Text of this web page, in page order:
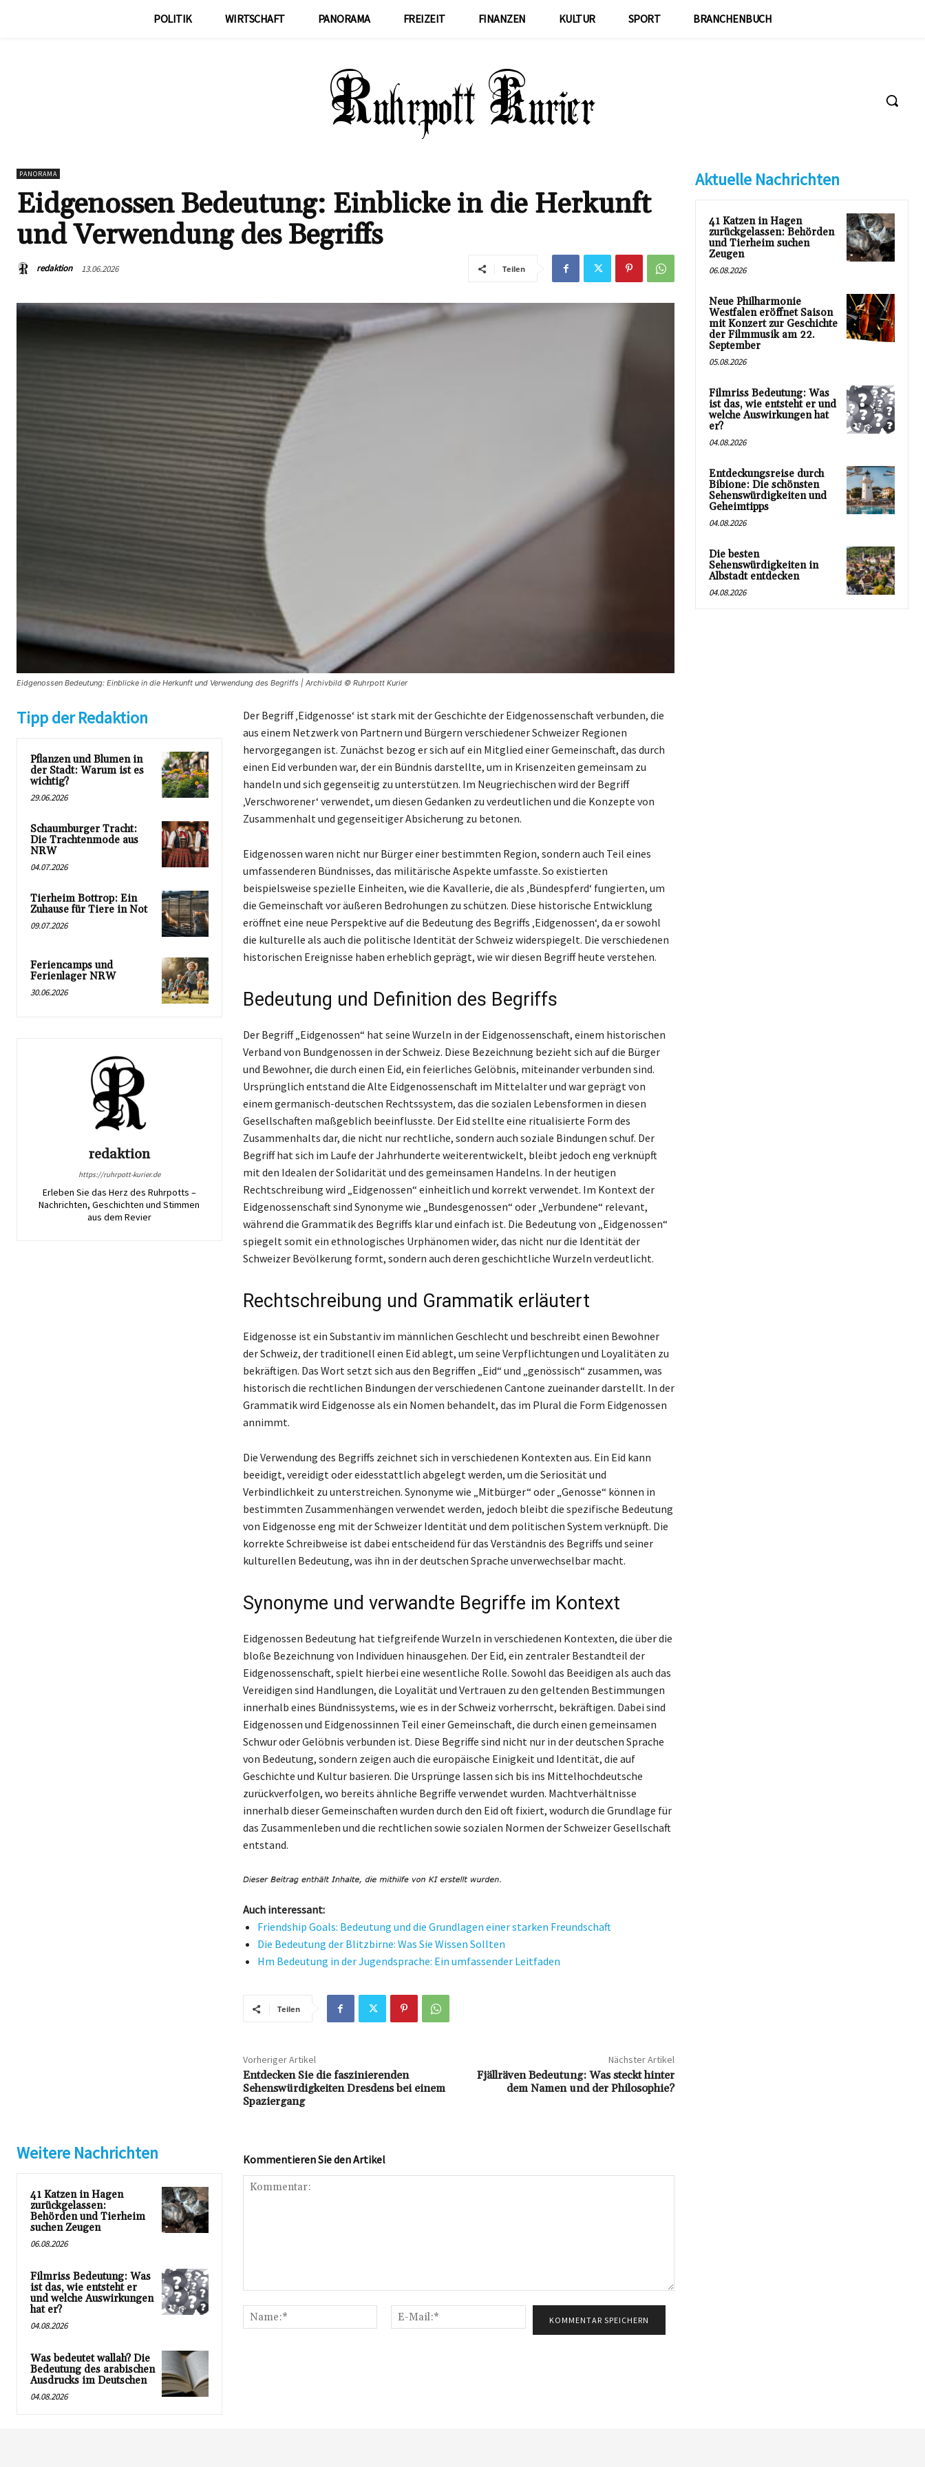
POLITIK WIRTSCHAFT PANORAMA FREIZEIT FINANZEN KULTUR SPORT BRANCHENBUCH
PANORAMA
Eidgenossen Bedeutung: Einblicke in die Herkunft
und Verwendung des Begriffs
redaktion 13.06.2026 Teilen
Eidgenossen Bedeutung: Einblicke in die Herkunft und Verwendung des Begriffs | Archivbild © Ruhrpott Kurier
Tipp der Redaktion
Pflanzen und Blumen in
der Stadt: Warum ist es
wichtig?
29.06.2026
Schaumburger Tracht:
Die Trachtenmode aus
NRW
04.07.2026
Tierheim Bottrop: Ein
Zuhause für Tiere in Not
09.07.2026
Feriencamps und
Ferienlager NRW
30.06.2026
redaktion
https://ruhrpott-kurier.de
Erleben Sie das Herz des Ruhrpotts –
Nachrichten, Geschichten und Stimmen
aus dem Revier
Der Begriff ‚Eidgenosse‘ ist stark mit der Geschichte der Eidgenossenschaft verbunden, die
aus einem Netzwerk von Partnern und Bürgern verschiedener Schweizer Regionen
hervorgegangen ist. Zunächst bezog er sich auf ein Mitglied einer Gemeinschaft, das durch
einen Eid verbunden war, der ein Bündnis darstellte, um in Krisenzeiten gemeinsam zu
handeln und sich gegenseitig zu unterstützen. Im Neugriechischen wird der Begriff
‚Verschworener‘ verwendet, um diesen Gedanken zu verdeutlichen und die Konzepte von
Zusammenhalt und gegenseitiger Absicherung zu betonen.
Eidgenossen waren nicht nur Bürger einer bestimmten Region, sondern auch Teil eines
umfassenderen Bündnisses, das militärische Aspekte umfasste. So existierten
beispielsweise spezielle Einheiten, wie die Kavallerie, die als ‚Bündespferd‘ fungierten, um
die Gemeinschaft vor äußeren Bedrohungen zu schützen. Diese historische Entwicklung
eröffnet eine neue Perspektive auf die Bedeutung des Begriffs ‚Eidgenossen‘, da er sowohl
die kulturelle als auch die politische Identität der Schweiz widerspiegelt. Die verschiedenen
historischen Ereignisse haben erheblich geprägt, wie wir diesen Begriff heute verstehen.
Bedeutung und Definition des Begriffs
Der Begriff „Eidgenossen“ hat seine Wurzeln in der Eidgenossenschaft, einem historischen
Verband von Bundgenossen in der Schweiz. Diese Bezeichnung bezieht sich auf die Bürger
und Bewohner, die durch einen Eid, ein feierliches Gelöbnis, miteinander verbunden sind.
Ursprünglich entstand die Alte Eidgenossenschaft im Mittelalter und war geprägt von
einem germanisch-deutschen Rechtssystem, das die sozialen Lebensformen in diesen
Gesellschaften maßgeblich beeinflusste. Der Eid stellte eine ritualisierte Form des
Zusammenhalts dar, die nicht nur rechtliche, sondern auch soziale Bindungen schuf. Der
Begriff hat sich im Laufe der Jahrhunderte weiterentwickelt, bleibt jedoch eng verknüpft
mit den Idealen der Solidarität und des gemeinsamen Handelns. In der heutigen
Rechtschreibung wird „Eidgenossen“ einheitlich und korrekt verwendet. Im Kontext der
Eidgenossenschaft sind Synonyme wie „Bundesgenossen“ oder „Verbundene“ relevant,
während die Grammatik des Begriffs klar und einfach ist. Die Bedeutung von „Eidgenossen“
spiegelt somit ein ethnologisches Urphänomen wider, das nicht nur die Identität der
Schweizer Bevölkerung formt, sondern auch deren geschichtliche Wurzeln verdeutlicht.
Rechtschreibung und Grammatik erläutert
Eidgenosse ist ein Substantiv im männlichen Geschlecht und beschreibt einen Bewohner
der Schweiz, der traditionell einen Eid ablegt, um seine Verpflichtungen und Loyalitäten zu
bekräftigen. Das Wort setzt sich aus den Begriffen „Eid“ und „genössisch“ zusammen, was
historisch die rechtlichen Bindungen der verschiedenen Cantone zueinander darstellt. In der
Grammatik wird Eidgenosse als ein Nomen behandelt, das im Plural die Form Eidgenossen
annimmt.
Die Verwendung des Begriffs zeichnet sich in verschiedenen Kontexten aus. Ein Eid kann
beeidigt, vereidigt oder eidesstattlich abgelegt werden, um die Seriosität und
Verbindlichkeit zu unterstreichen. Synonyme wie „Mitbürger“ oder „Genosse“ können in
bestimmten Zusammenhängen verwendet werden, jedoch bleibt die spezifische Bedeutung
von Eidgenosse eng mit der Schweizer Identität und dem politischen System verknüpft. Die
korrekte Schreibweise ist dabei entscheidend für das Verständnis des Begriffs und seiner
kulturellen Bedeutung, was ihn in der deutschen Sprache unverwechselbar macht.
Synonyme und verwandte Begriffe im Kontext
Eidgenossen Bedeutung hat tiefgreifende Wurzeln in verschiedenen Kontexten, die über die
bloße Bezeichnung von Individuen hinausgehen. Der Eid, ein zentraler Bestandteil der
Eidgenossenschaft, spielt hierbei eine wesentliche Rolle. Sowohl das Beeidigen als auch das
Vereidigen sind Handlungen, die Loyalität und Vertrauen zu den geltenden Bestimmungen
innerhalb eines Bündnissystems, wie es in der Schweiz vorherrscht, bekräftigen. Dabei sind
Eidgenossen und Eidgenossinnen Teil einer Gemeinschaft, die durch einen gemeinsamen
Schwur oder Gelöbnis verbunden ist. Diese Begriffe sind nicht nur in der deutschen Sprache
von Bedeutung, sondern zeigen auch die europäische Einigkeit und Identität, die auf
Geschichte und Kultur basieren. Die Ursprünge lassen sich bis ins Mittelhochdeutsche
zurückverfolgen, wo bereits ähnliche Begriffe verwendet wurden. Machtverhältnisse
innerhalb dieser Gemeinschaften wurden durch den Eid oft fixiert, wodurch die Grundlage für
das Zusammenleben und die rechtlichen sowie sozialen Normen der Schweizer Gesellschaft
entstand.
Auch interessant:
Friendship Goals: Bedeutung und die Grundlagen einer starken Freundschaft
Die Bedeutung der Blitzbirne: Was Sie Wissen Sollten
Hm Bedeutung in der Jugendsprache: Ein umfassender Leitfaden
Teilen
Vorheriger Artikel
Entdecken Sie die faszinierenden
Sehenswürdigkeiten Dresdens bei einem
Spaziergang
Nächster Artikel
Fjällräven Bedeutung: Was steckt hinter
dem Namen und der Philosophie?
Weitere Nachrichten
41 Katzen in Hagen
zurückgelassen:
Behörden und Tierheim
suchen Zeugen
06.08.2026
Filmriss Bedeutung: Was
ist das, wie entsteht er
und welche Auswirkungen
hat er?
04.08.2026
Was bedeutet wallah? Die
Bedeutung des arabischen
Ausdrucks im Deutschen
04.08.2026
Kommentieren Sie den Artikel
Name:*
Mail:*
Aktuelle Nachrichten
41 Katzen in Hagen
zurückgelassen: Behörden
und Tierheim suchen
Zeugen
06.08.2026
Neue Philharmonie
Westfalen eröffnet Saison
mit Konzert zur Geschichte
der Filmmusik am 22.
September
05.08.2026
Filmriss Bedeutung: Was
ist das, wie entsteht er und
welche Auswirkungen hat
er?
04.08.2026
Entdeckungsreise durch
Bibione: Die schönsten
Sehenswürdigkeiten und
Geheimtipps
04.08.2026
Die besten
Sehenswürdigkeiten in
Albstadt entdecken
04.08.2026